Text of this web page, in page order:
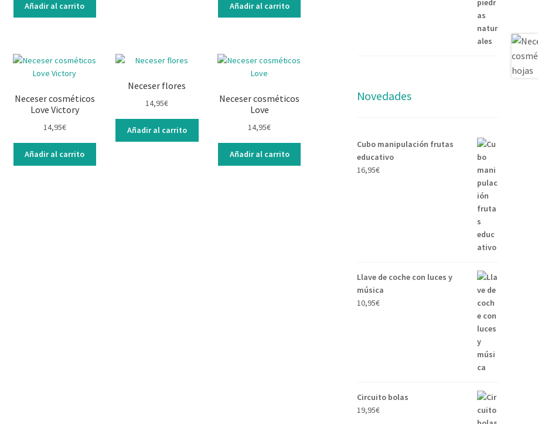
Añadir al carrito Añadir al carrito
Neceser cosméticos
Love Victory
14,95€
Añadir al carrito
Neceser flores
14,95€
Añadir al carrito
Neceser cosméticos
Love
14,95€
Añadir al carrito
Novedades
Cubo manipulación frutas
educativo
16,95€
Llave de coche con luces y
música
10,95€
Circuito bolas
19,95€